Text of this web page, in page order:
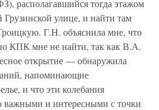
располагавшийся тогда этажом
улице, и найти там
Г.Н. объяснила мне, что
КПК мне не найти, так как В.А.
открытие — обнаружила
напоминающие
и что эти колебания
важными и интересными с точки